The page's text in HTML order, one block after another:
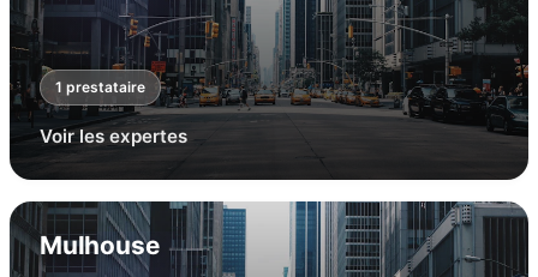
1 prestataire
Voir les expertes
Mulhouse